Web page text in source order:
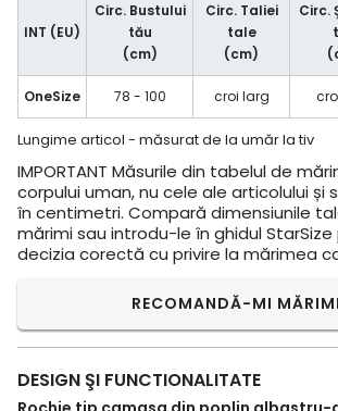
INT (EU)
Circ. Bustului
tău
(cm)
Circ. Taliei
tale
(cm)
Circ.
OneSize 78 - 100 croi larg
Lungime articol - măsurat de la umăr la tiv
IMPORTANT Măsurile din tabelul de
corpului uman, nu cele ale articolului și
în centimetri. Compară dimensiunile
mărimi sau introdu-le în ghidul
decizia corectă cu privire la mărimea
RECOMANDĂ-MI
DESIGN ŞI FUNCTIONALITATE